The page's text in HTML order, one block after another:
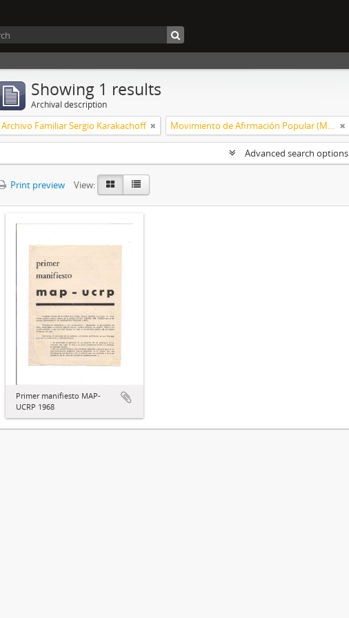
Showing 1 results
Archival description
Archivo Familiar Sergio Karakachoff Movimiento de Afirmación Popular (MAP)
Advanced search options
Print preview View:
Primer manifiesto MAP-
UCRP 1968